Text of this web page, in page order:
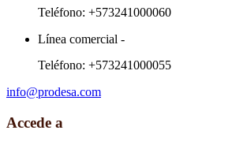
Teléfono: +573241000060
Línea comercial -
Teléfono: +573241000055
info@prodesa.com
Accede a